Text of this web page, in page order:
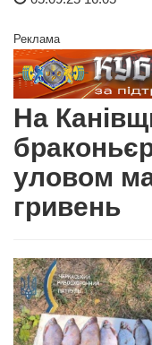
Реклама
На
уловом
гривень